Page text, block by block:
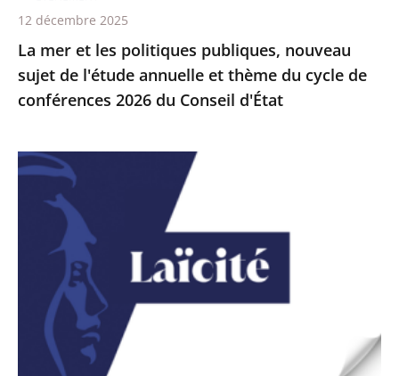
annuelle
et
thème
du
conférences
Conseil
La mer et les politiques publiques, nouveau
sujet de l'étude annuelle et thème du cycle de
conférences 2026 du Conseil d'État
12 décembre 2025
120
séparation
Églises